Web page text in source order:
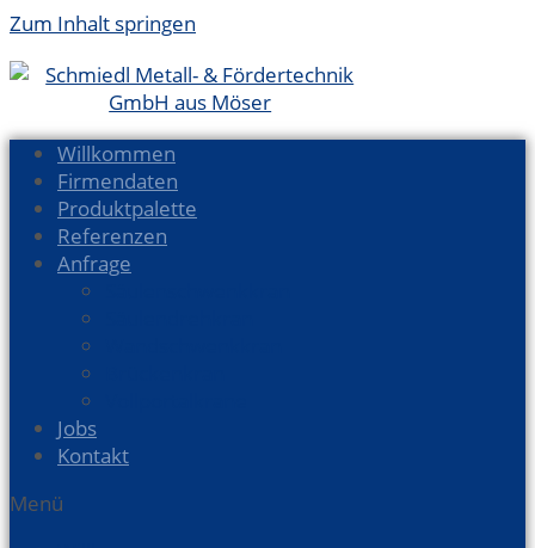
Zum Inhalt springen
Willkommen
Firmendaten
Produktpalette
Referenzen
Anfrage
Jobs
Kontakt
Menü